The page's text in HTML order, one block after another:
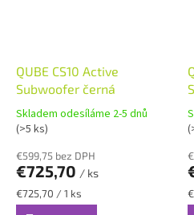
QUBE CS10 Active
Subwoofer černá
Skladem odesíláme 2-5 dnů
(>5 ks)
€599,75 bez DPH
€725,70 / ks
Jednotková
cena:
€725,70 / 1 ks